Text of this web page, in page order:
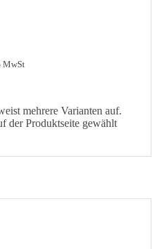
MwSt
mehrere Varianten auf.
der Produktseite gewählt